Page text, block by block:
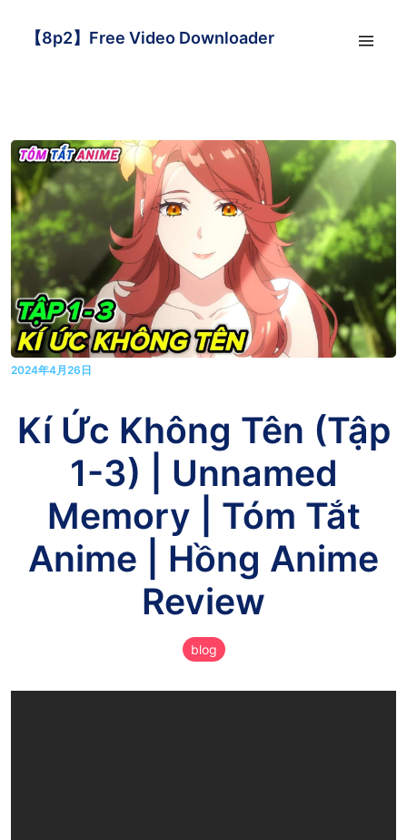
【8p2】Free Video Downloader
2024年4月26日
Kí Ức Không Tên (Tập
1-3) | Unnamed
Memory | Tóm Tắt
Anime | Hồng Anime
Review
blog